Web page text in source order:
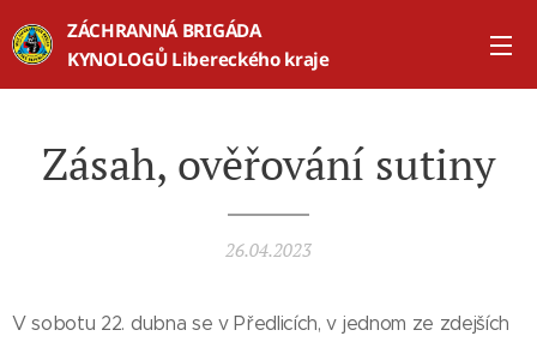
ZÁCHRANNÁ BRIGÁDA
KYNOLOGŮ Libereckého kraje
Zásah, ověřování sutiny
26.04.2023
V sobotu 22. dubna se v Předlicích, v jednom ze zdejších